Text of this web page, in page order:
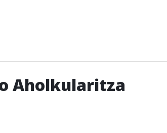
Aholkularitza